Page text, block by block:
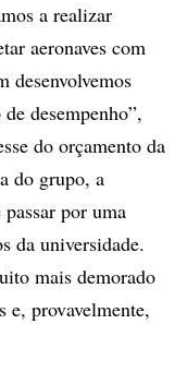
a realizar
aeronaves com
desenvolvemos
desempenho”,
do orçamento da
do grupo, a
por uma
da universidade.
mais demorado
e, provavelmente,